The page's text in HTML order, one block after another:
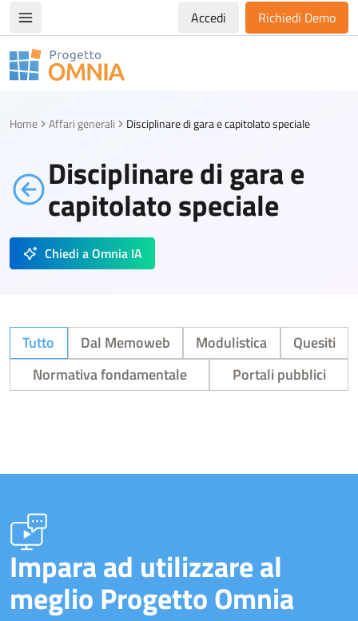
Apri/chiudi menù di navigazioneAccedi Richiedi Demo
Progetto Omnia
Home Affari generali Disciplinare di gara e capitolato speciale
Disciplinare di gara e
capitolato speciale
Chiedi a Omnia IA
Tutto Dal Memoweb Modulistica
Quesiti
Normativa fondamentale
Portali pubblici
Impara ad utilizzare al
meglio Progetto Omnia